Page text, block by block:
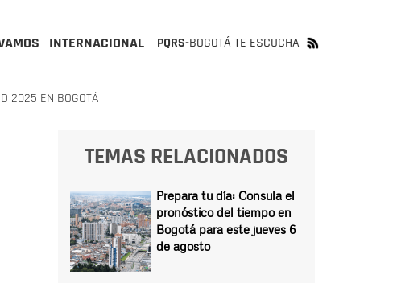
INTERNACIONAL PQRS-BOGOTÁ TE ESCUCHA
2025 EN BOGOTÁ
TEMAS RELACIONADOS
Prepara tu día: Consula el
pronóstico del tiempo en
Bogotá para este jueves 6
de agosto